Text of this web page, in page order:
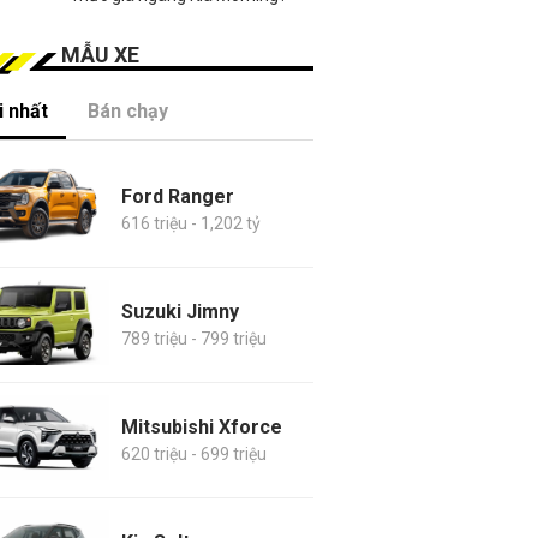
MẪU XE
nhất Bán chạy
Ford Ranger
616 triệu - 1,202 tỷ
Suzuki Jimny
789 triệu - 799 triệu
Mitsubishi Xforce
620 triệu - 699 triệu